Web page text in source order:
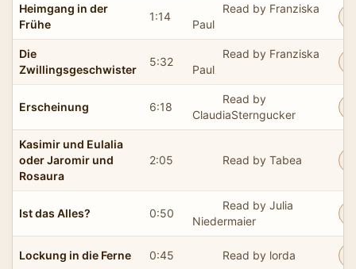
Heimgang in der
Frühe
1:14
Read by Franziska
Paul
Die
Zwillingsgeschwister
5:32
Read by Franziska
Paul
Erscheinung 6:18
Read by
ClaudiaSterngucker
Kasimir und Eulalia
oder Jaromir und
Rosaura
2:05 Read by Tabea
Ist das Alles? 0:50
Read by Julia
Niedermaier
Lockung in die Ferne 0:45 Read by lorda